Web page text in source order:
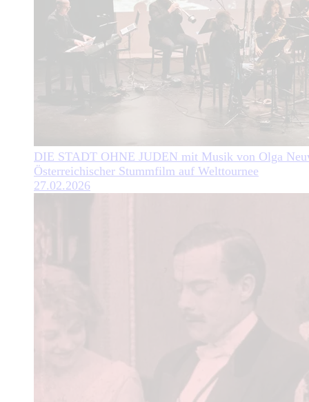
DIE STADT OHNE JUDEN mit Musik von Olga
Österreichischer Stummfilm auf Welttournee
27.02.2026